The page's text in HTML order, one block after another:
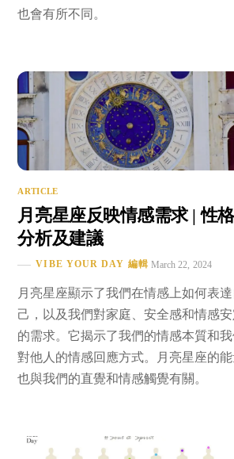
也會有所不同。
ARTICLE
月亮星座反映情感需求 | 性格
分析及建議
VIBE YOUR DAY 編輯 March 22, 2024
月亮星座顯示了我們在情感上如何表達
己，以及我們對家庭、安全感和情感安
的需求。它揭示了我們的情感本質和我
對他人的情感回應方式。月亮星座的
也與我們的直覺和情感觸覺有關。